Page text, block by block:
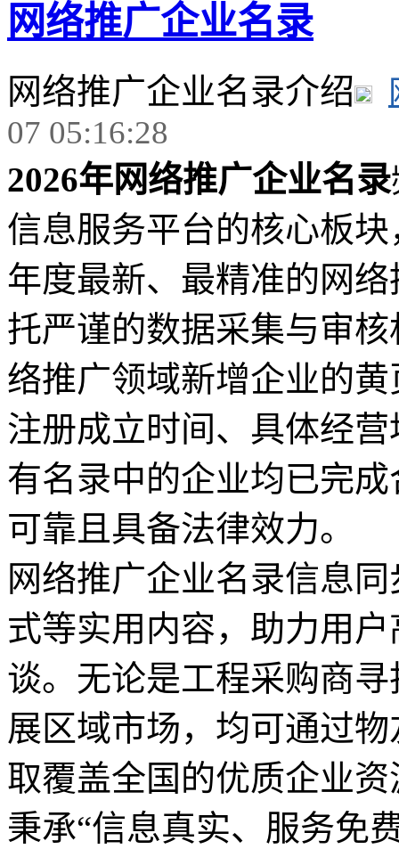
网络推广企业名录
网络推广企业名录介绍
07 05:16:28
2026年网络推广企业名录
信息服务平台的核心板
年度最新、最精准的网
托严谨的数据采集与审
络推广领域新增企业的
注册成立时间、具体经
有名录中的企业均已完
可靠且具备法律效力。
网络推广企业名录信息
式等实用内容，助力用
谈。无论是工程采购商
展区域市场，均可通过
取覆盖全国的优质企业资
秉承“信息真实、服务免